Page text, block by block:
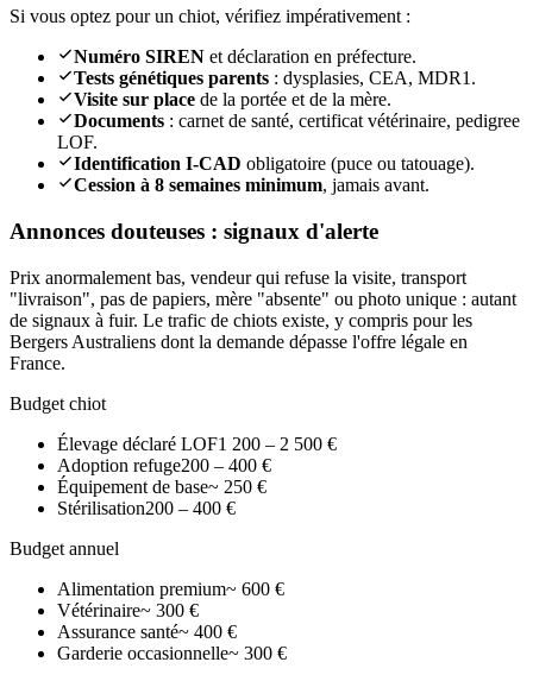
Si vous optez pour un chiot, vérifiez impérativement :
Numéro SIREN et déclaration en préfecture.
Tests génétiques parents : dysplasies, CEA, MDR1.
Visite sur place de la portée et de la mère.
Documents : carnet de santé, certificat vétérinaire, pedigree
LOF.
Identification I-CAD obligatoire (puce ou tatouage).
Cession à 8 semaines minimum, jamais avant.
Annonces douteuses : signaux d'alerte
Prix anormalement bas, vendeur qui refuse la visite, transport
"livraison", pas de papiers, mère "absente" ou photo unique : autant
de signaux à fuir. Le trafic de chiots existe, y compris pour les
Bergers Australiens dont la demande dépasse l'offre légale en
France.
Budget chiot
Élevage déclaré LOF1 200 – 2 500 €
Adoption refuge200 – 400 €
Équipement de base~ 250 €
Stérilisation200 – 400 €
Budget annuel
Alimentation premium~ 600 €
Vétérinaire~ 300 €
Assurance santé~ 400 €
Garderie occasionnelle~ 300 €